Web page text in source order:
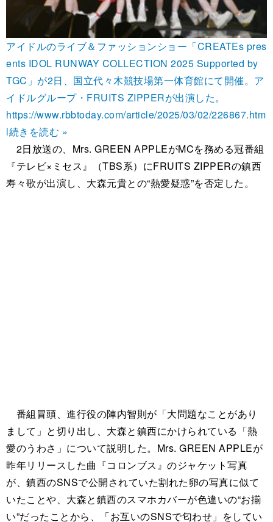
アイドルのライブ＆ファッションショー「CREATEs pres
ents IDOL RUNWAY COLLECTION 2025 Supported by
TGC」が2日、国立代々木競技場第一体育館にて開催。ア
イドルグループ・FRUITS ZIPPERが出演した。
https://www.rbbtoday.com/article/2025/03/02/226867.htm
l続きを読む »
2日放送の、Mrs. GREEN APPLEがMCを務める冠番組
『テレビ×ミセス』（TBS系）にFRUITS ZIPPERの鎮西
寿々歌が出演し、大森元貴との“熱愛疑惑”を否定した。
番組冒頭、進行役の陣内智則が「大問題なことがあり
まして」と切り出し、大森と鎮西にかけられている「熱
愛のうわさ」について説明した。Mrs. GREEN APPLEが
昨年リリースした曲『コロンブス』のジャケット写真
が、鎮西のSNSで公開されていた割れた卵の写真に似て
いたことや、大森と鎮西のスマホカバーが色違いの“お揃
い”だったことから、「お互いのSNSで匂わせ」をしてい